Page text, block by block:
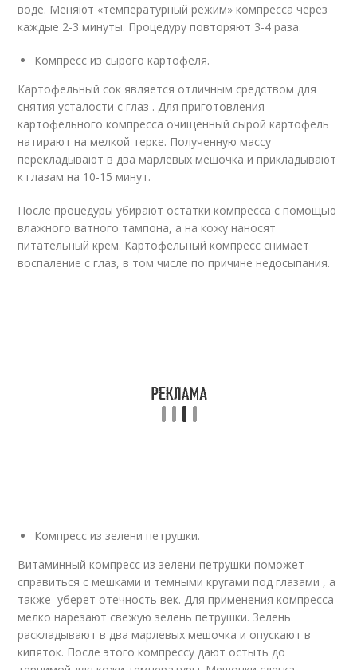
воде. Меняют «температурный режим» компресса через
каждые 2-3 минуты. Процедуру повторяют 3-4 раза.
Компресс из сырого картофеля.
Картофельный сок является отличным средством для
снятия усталости с глаз . Для приготовления
картофельного компресса очищенный сырой картофель
натирают на мелкой терке. Полученную массу
перекладывают в два марлевых мешочка и прикладывают
к глазам на 10-15 минут.
После процедуры убирают остатки компресса с помощью
влажного ватного тампона, а на кожу наносят
питательный крем. Картофельный компресс снимает
воспаление с глаз, в том числе по причине недосыпания.
Компресс из зелени петрушки.
Витаминный компресс из зелени петрушки поможет
справиться с мешками и темными кругами под глазами , а
также уберет отечность век. Для применения компресса
мелко нарезают свежую зелень петрушки. Зелень
раскладывают в два марлевых мешочка и опускают в
кипяток. После этого компрессу дают остыть до